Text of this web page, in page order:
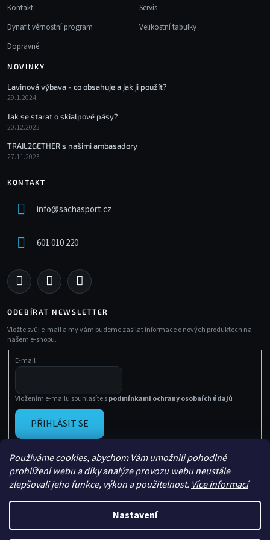
Používáme cookies, abychom Vám umožnili pohodlné
prohlížení webu a díky analýze provozu webu neustále
zlepšovali jeho funkce, výkon a použitelnost. Více informací
Nastavení
Kontakt
Dynafit věrnostní program
Dopravné
Servis
Velikostní tabulky
NOVINKY
Lavinová výbava - co obsahuje a jak ji použít?
29.1.2024
Jak se starat o skialpové pásy?
20.12.2023
TRAIL2GETHER s našimi ambasadory
27.11.2023
KONTAKT
info@sachasport.cz
601 010 220
ODEBÍRAT NEWSLETTER
Vložte svůj e-mail a my vám budeme zasílat informace o nových produktech na
našem e-shopu.
E-mail
Vložením e-mailu souhlasíte spodmínkami ochrany osobních údajů
PŘIHLÁSIT SE
Vytvořil Shoptet